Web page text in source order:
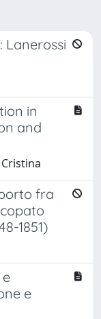
Lanerossi
in
and
fra
1851)
e